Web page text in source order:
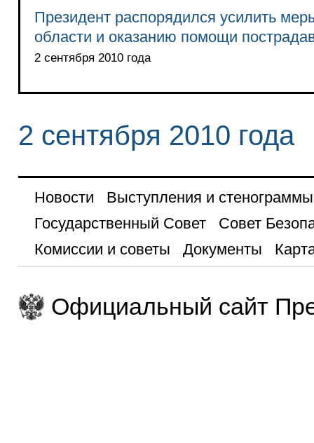
Президент распорядился усилить
области и оказанию помощи
2 сентября 2010 года
2 сентября 2010 года
Новости
Выступления и стенограммы
Государственный Совет
Совет
Комиссии и советы
Документы
Официальный сайт